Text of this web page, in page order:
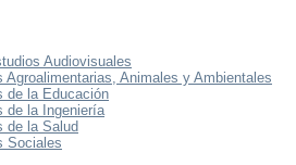
Audiovisuales
Agroalimentarias, Animales y Ambientales
de la Educación
de la Ingeniería
de la Salud
Sociales